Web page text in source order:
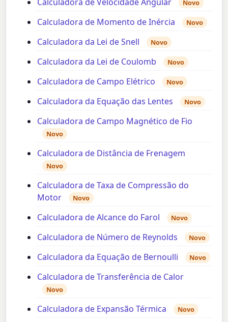
Novo
Calculadora de Momento de Inércia Novo
Calculadora da Lei de Snell Novo
Calculadora da Lei de Coulomb Novo
Calculadora de Campo Elétrico Novo
Calculadora da Equação das Lentes Novo
Calculadora de Campo Magnético de Fio
Novo
Calculadora de Distância de Frenagem
Novo
Calculadora de Taxa de Compressão do
Motor
Novo
Calculadora de Alcance do Farol Novo
Calculadora de Número de Reynolds Novo
Calculadora da Equação de Bernoulli Novo
Calculadora de Transferência de Calor
Novo
Calculadora de Expansão Térmica Novo